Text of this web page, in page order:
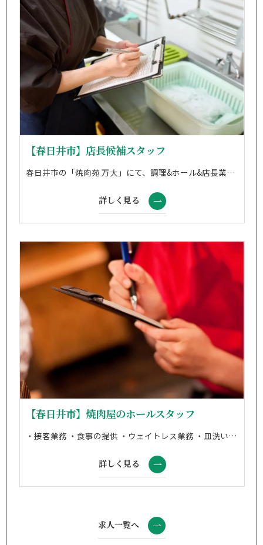
【春日井市】店長候補スタッフ
春日井市の「焼肉苑 万大」にて、調理&ホール&店長業務をお任せ！ ・調理業務 ・接客業務 ・仕込み業務 ・店長業務(監督・品質管理・現場撮影など) ※近隣店舗へのヘルプあり(移動時間40分) ※席数:58席 ※最大宴会収容人数:40名
詳しく見る
【春日井市】焼肉屋のホールスタッフ
・接客業務 ・食事の提供 ・ウェイトレス業務 ・皿洗い ・調理補助(経験1年以上の方対象) ※席数:58席 ※最大宴会収容人数:40名
詳しく見る
求人一覧へ